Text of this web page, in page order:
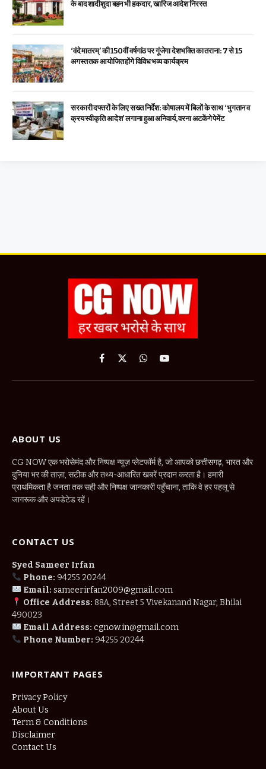
के बाद शादीशुदा बहन भी हकदार, खारिज आदेश निरस्त
‘वंदे मातरम्’ की 150वीं वर्षगांठ पर गूंजेगा देशभक्ति का तराना: 7 से 15
अगस्त तक आयोजित होंगे विविध भव्य कार्यक्रम
सरकारी दफ्तरों के लिए सख्त निर्देश: कोषालय में बिलों के साथ ‘भुगतान व
क्रय स्वीकृति आदेश’ लगाना हुआ अनिवार्य, वरना अटकेंगे पेमेंट
Facebook
X
WhatsApp
YouTube
ABOUT US
CG NOW एक भरोसेमंद और निष्पक्ष न्यूज़ प्लेटफॉर्म है, जो आपको छत्तीसगढ़, भारत और
दुनिया भर की ताज़ा, सटीक और तथ्य-आधारित खबरें प्रदान करता है। हमारी
प्राथमिकता है जनता तक सही और निष्पक्ष जानकारी पहुँचाना, ताकि वे हर पहलू से
जागरूक और अपडेटेड रहें।
CONTACT US
Syed Sameer Irfan
Phone: 94255 20244
Email: sameerirfan2009@gmail.com
Office Address: 88A, Street 5 Vivekanand Nagar, Bhilai
490023
Email Address: cgnow.in@gmail.com
Phone Number: 94255 20244
IMPORTANT PAGES
Privacy Policy
About Us
Term & Conditions
Disclaimer
Contact Us